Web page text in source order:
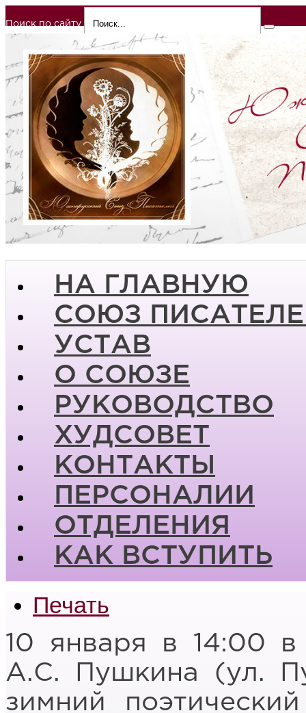
Поиск по сайту
НА ГЛАВНУЮ
СОЮЗ
УСТАВ
О СОЮЗЕ
РУКОВОДСТВО
ХУДСОВЕТ
КОНТАКТЫ
ПЕРСОНАЛИИ
ОТДЕЛЕНИЯ
КАК ВСТУПИТЬ
Печать
10 января в 14:00
А.С. Пушкина (ул.
зимний